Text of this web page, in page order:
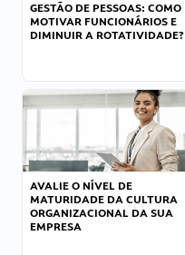
GESTÃO DE PESSOAS: COMO
MOTIVAR FUNCIONÁRIOS E
DIMINUIR A ROTATIVIDADE?
AVALIE O NÍVEL DE
MATURIDADE DA CULTURA
ORGANIZACIONAL DA SUA
EMPRESA